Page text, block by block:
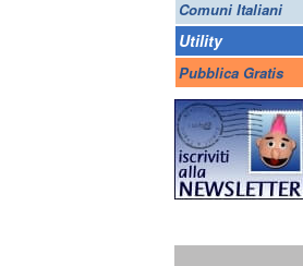
Comuni Italiani
Utility
Pubblica Gratis